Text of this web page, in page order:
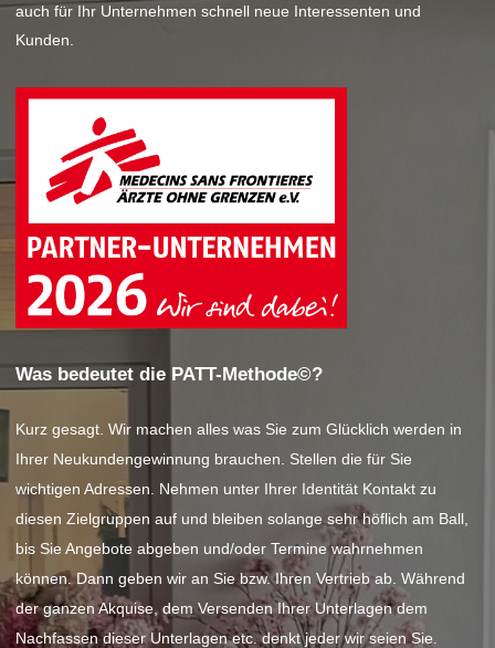
auch für Ihr Unternehmen schnell neue Interessenten und
Kunden.
Was bedeutet die PATT-Methode©?
Kurz gesagt. Wir machen alles was Sie zum Glücklich werden in
Ihrer Neukundengewinnung brauchen. Stellen die für Sie
wichtigen Adressen. Nehmen unter Ihrer Identität Kontakt zu
diesen Zielgruppen auf und bleiben solange sehr höflich am Ball,
bis Sie Angebote abgeben und/oder Termine wahrnehmen
können. Dann geben wir an Sie bzw. Ihren Vertrieb ab. Während
der ganzen Akquise, dem Versenden Ihrer Unterlagen dem
Nachfassen dieser Unterlagen etc. denkt jeder wir seien Sie.